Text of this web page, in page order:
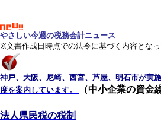
やさしい今週の税務会計ニュース
※文書作成日時点での法令に基づく内容とな
神戸、大阪、尼崎、西宮、芦屋、明石市が実
度を案内しています。
（中小企業の資金
法人県民税の税制